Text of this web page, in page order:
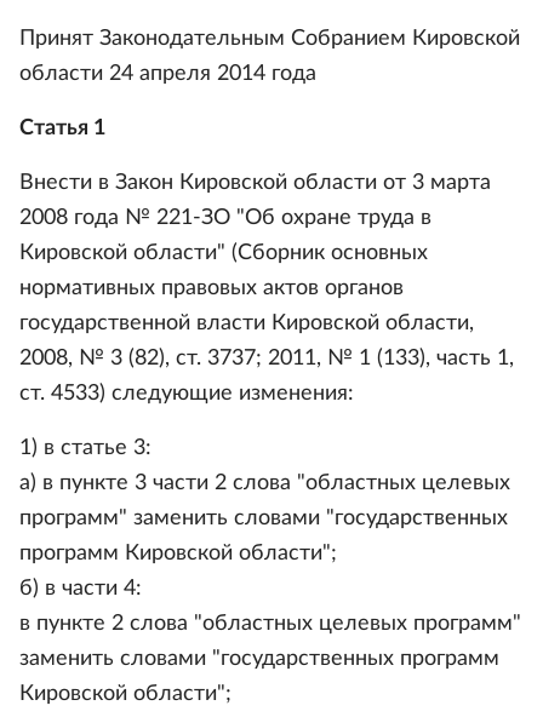
Принят Законодательным Собранием Кировской
области 24 апреля 2014 года
Статья 1
Внести в Закон Кировской области от 3 марта
2008 года № 221-ЗО "Об охране труда в
Кировской области" (Сборник основных
нормативных правовых актов органов
государственной власти Кировской области,
2008, № 3 (82), ст. 3737; 2011, № 1 (133), часть 1,
ст. 4533) следующие изменения:
1) в статье 3:
а) в пункте 3 части 2 слова "областных целевых
программ" заменить словами "государственных
программ Кировской области";
б) в части 4:
в пункте 2 слова "областных целевых программ"
заменить словами "государственных программ
Кировской области";